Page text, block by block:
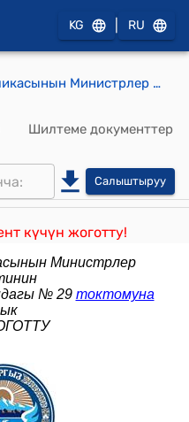
KG RU
Кыргыз Республикасынын Министрлер Кабинетинин 2022-жылдын 4-ноябрындагы № 616 "Казыналык милдеттенмелерди чыгаруу жолу менен мамлекеттик органдардын кредитордук карыздарын төлөө жана курулуш объекттерин каржылоо боюнча чаралар жөнүндө" токтому
Шилтеме документтер
Салыштыруу
күчүн жоготту!